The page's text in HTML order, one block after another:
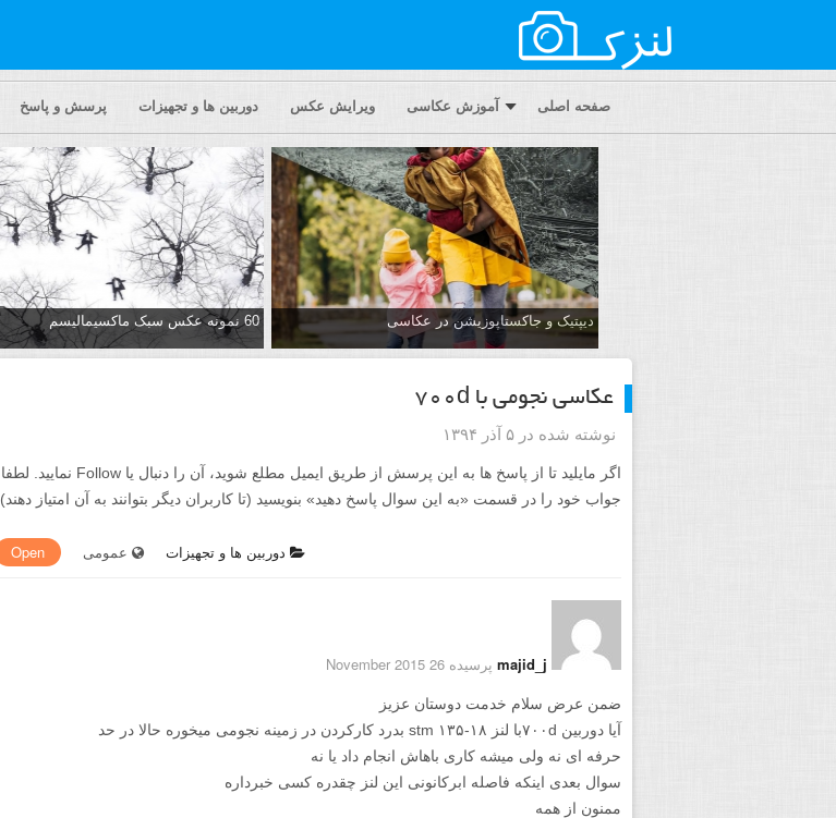
صفحه اصلی آموزش عکاسی ویرایش عکس دوربین ها و تجهیزات پرسش و پاسخ
دیپتیک و جاکستا‌پوزیشن در عکاسی 60 نمونه عکس سبک ماکسیمالیسم
عکاسی نجومی با ۷۰۰d
نوشته شده در ۵ آذر ۱۳۹۴
اگر مایلید تا از پاسخ ها به این پرسش از طریق ایمیل مطلع شوید، آن را دنبال یا Follow نمایید. لطفا
جواب خود را در قسمت «به این سوال پاسخ دهید» بنویسید (تا کاربران دیگر بتوانند به آن امتیاز دهند).
Open عمومی دوربین ها و تجهیزات
majid_j پرسیده 26 November 2015
ضمن عرض سلام خدمت دوستان عزیز
آیا دوربین ۷۰۰dبا لنز ۱۸-۱۳۵ stm بدرد کارکردن در زمینه نجومی میخوره حالا در حد
حرفه ای نه ولی میشه کاری باهاش انجام داد یا نه
سوال بعدی اینکه فاصله ابرکانونی این لنز چقدره کسی خبرداره
ممنون از همه